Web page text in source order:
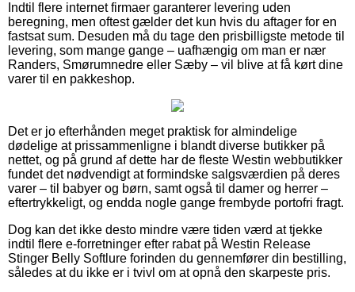
Indtil flere internet firmaer garanterer levering uden
beregning, men oftest gælder det kun hvis du aftager for en
fastsat sum. Desuden må du tage den prisbilligste metode til
levering, som mange gange – uafhængig om man er nær
Randers, Smørumnedre eller Sæby – vil blive at få kørt dine
varer til en pakkeshop.
Det er jo efterhånden meget praktisk for almindelige
dødelige at prissammenligne i blandt diverse butikker på
nettet, og på grund af dette har de fleste Westin webbutikker
fundet det nødvendigt at formindske salgsværdien på deres
varer – til babyer og børn, samt også til damer og herrer –
eftertrykkeligt, og endda nogle gange frembyde portofri fragt.
Dog kan det ikke desto mindre være tiden værd at tjekke
indtil flere e-forretninger efter rabat på Westin Release
Stinger Belly Softlure forinden du gennemfører din bestilling,
således at du ikke er i tvivl om at opnå den skarpeste pris.